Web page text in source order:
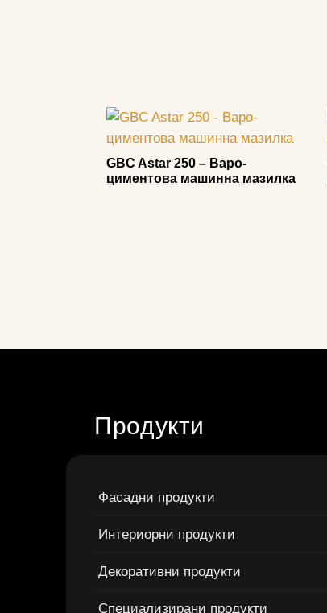
GBC Astar 250 – Варо-
циментова машинна мазилка
Продукти
Фасадни продукти
Интериорни продукти
Декоративни продукти
Специализирани продукти